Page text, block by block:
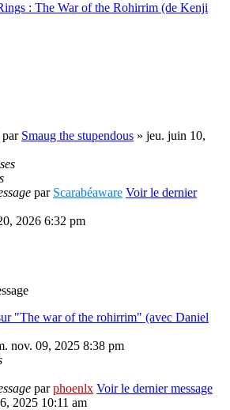
: The War of the Rohirrim (de Kenji
par Smaug the stupendous » jeu. juin 10,
par Scarabéaware Voir le dernier
2026 6:32 pm
"The war of the rohirrim" (avec Daniel
nov. 09, 2025 8:38 pm
parphoenlx Voir le dernier message
2025 10:11 am